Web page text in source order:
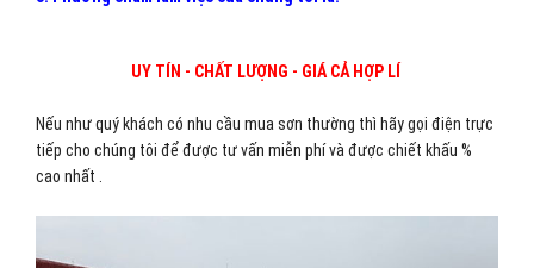
UY TÍN - CHẤT LƯỢNG - GIÁ CẢ HỢP LÍ
Nếu như quý khách có nhu cầu mua sơn thường thì hãy gọi điện trực
tiếp cho chúng tôi để được tư vấn miễn phí và được chiết khấu %
cao nhất .